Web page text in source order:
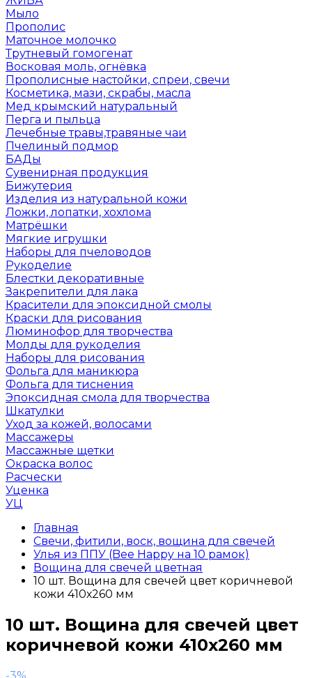
Мыло
Прополис
Маточное молочко
Трутневый гомогенат
Восковая моль, огнёвка
Прополисные настойки, спреи, свечи
Косметика, мази, скрабы, масла
Мед крымский натуральный
Перга и пыльца
Лечебные травы,травяные чаи
Пчелиный подмор
БАДы
Сувенирная продукция
Бижутерия
Изделия из натуральной кожи
Ложки, лопатки, хохлома
Матрёшки
Мягкие игрушки
Наборы для пчеловодов
Рукоделие
Блестки декоративные
Закрепители для лака
Красители для эпоксидной смолы
Краски для рисования
Люминофор для творчества
Молды для рукоделия
Наборы для рисования
Фольга для маникюра
Фольга для тиснения
Эпоксидная смола для творчества
Шкатулки
Уход за кожей, волосами
Массажеры
Массажные щетки
Окраска волос
Расчески
Уценка
УЦ
Главная
Свечи, фитили, воск, вощина для свечей
Улья из ППУ (Bee Happy на 10 рамок)
Вощина для свечей цветная
10 шт. Вощина для свечей цвет коричневой
кожи 410х260 мм
10 шт. Вощина для свечей цвет
коричневой кожи 410х260 мм